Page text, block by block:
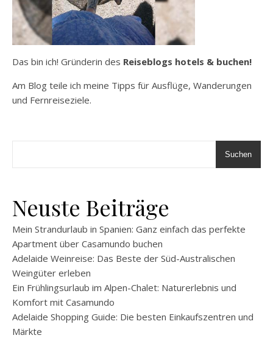
Das bin ich! Gründerin des Reiseblogs hotels & buchen!
Am Blog teile ich meine Tipps für Ausflüge, Wanderungen
und Fernreiseziele.
Suchen
Neuste Beiträge
Mein Strandurlaub in Spanien: Ganz einfach das perfekte
Apartment über Casamundo buchen
Adelaide Weinreise: Das Beste der Süd-Australischen
Weingüter erleben
Ein Frühlingsurlaub im Alpen-Chalet: Naturerlebnis und
Komfort mit Casamundo
Adelaide Shopping Guide: Die besten Einkaufszentren und
Märkte